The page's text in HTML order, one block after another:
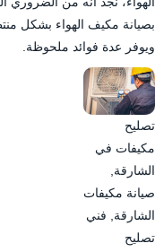
بصيانة مكيف الهواء بشكل
ويوفر عدة فوائد ملحوظة.
تصليح
مكيفات في
الشارقة,
صيانة مكيفات
الشارقة, فني
تصليح